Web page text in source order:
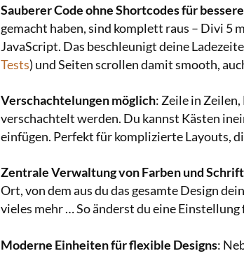
Sauberer Code ohne Shortcodes für
gemacht haben, sind komplett raus – Divi 5
JavaScript. Das beschleunigt deine
Tests) und Seiten scrollen damit smooth,
Verschachtelungen möglich: Zeile in
verschachtelt werden. Du kannst Kästen
einfügen. Perfekt für komplizierte Layouts,
Zentrale Verwaltung von Farben und
Ort, von dem aus du das gesamte Design
vieles mehr … So änderst du eine
Moderne Einheiten für flexible Designs: